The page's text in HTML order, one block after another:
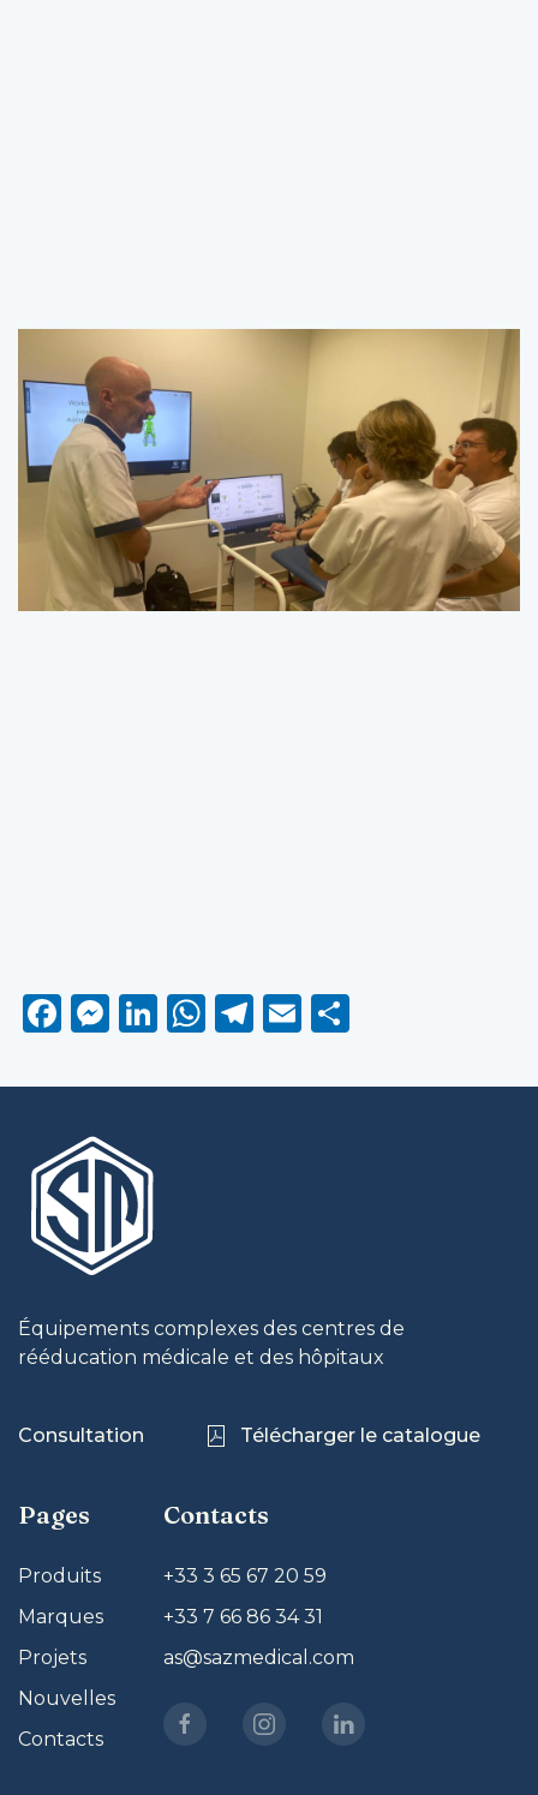
Facebook
Messenger
LinkedIn
WhatsApp
Telegram
Email
Équipements complexes des centres de
rééducation médicale et des hôpitaux
Consultation Télécharger le catalogue
Pages
Produits
Marques
Projets
Nouvelles
Contacts
Contacts
+33 3 65 67 20 59
+33 7 66 86 34 31
as@sazmedical.com